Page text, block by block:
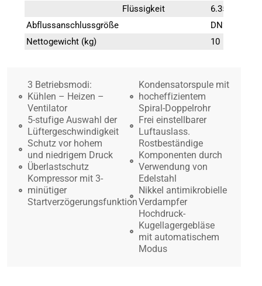
Flüssigkeit
6.35
Abflussanschlussgröße
DN20
Nettogewicht (kg)
10
3 Betriebsmodi:
Kühlen – Heizen –
Ventilator
5-stufige Auswahl der
Lüftergeschwindigkeit
Schutz vor hohem
und niedrigem Druck
Überlastschutz
Kompressor mit 3-
minütiger
Startverzögerungsfunktion
Kondensatorspule mit
hocheffizientem
Spiral-Doppelrohr
Frei einstellbarer
Luftauslass.
Rostbeständige
Komponenten durch
Verwendung von
Edelstahl
Nikkel antimikrobielle
Verdampfer
Hochdruck-
Kugellagergebläse
mit automatischem
Modus